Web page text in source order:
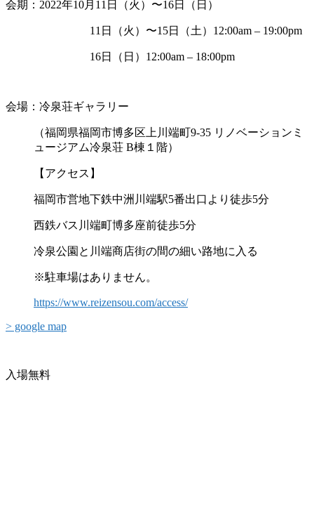
会期：2022年10月11日（火）〜16日（日）
11日（火）〜15日（土）12:00am – 19:00pm
16日（日）12:00am – 18:00pm
会場：冷泉荘ギャラリー
（福岡県福岡市博多区上川端町9-35 リノベーションミ
ュージアム冷泉荘 B棟１階）
【アクセス】
福岡市営地下鉄中洲川端駅5番出口より徒歩5分
西鉄バス川端町博多座前徒歩5分
冷泉公園と川端商店街の間の細い路地に入る
※駐車場はありません。
https://www.reizensou.com/access/
> google map
入場無料